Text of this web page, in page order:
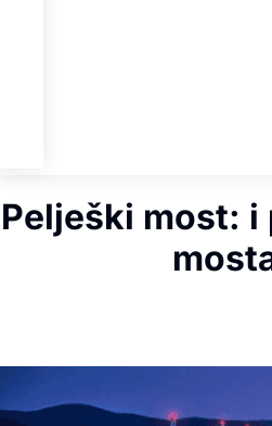
Pelješki most: i